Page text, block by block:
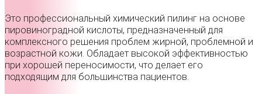
Это профессиональный химический пилинг на основе
пировиноградной кислоты, предназначенный для
комплексного решения проблем жирной, проблемной и
возрастной кожи. Обладает высокой эффективностью
при хорошей переносимости, что делает его
подходящим для большинства пациентов.